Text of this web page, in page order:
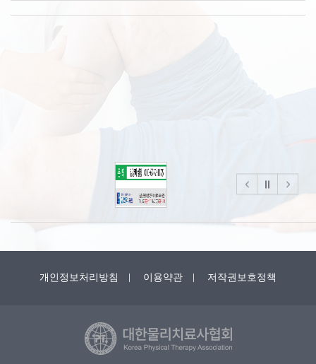
개인정보처리방침 이용약관 저작권보호정책